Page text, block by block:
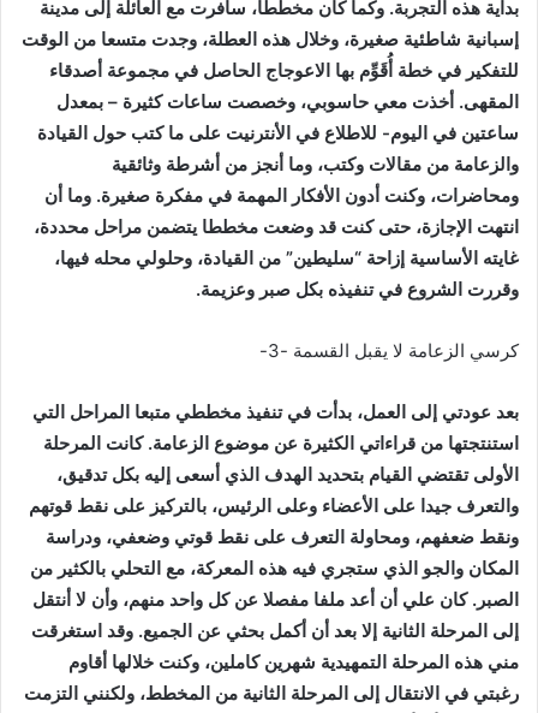
بداية هذه التجربة. وكما كان مخططا، سافرت مع العائلة إلى مدينة
إسبانية شاطئية صغيرة، وخلال هذه العطلة، وجدت متسعا من الوقت
للتفكير في خطة أُقَوِّم بها الاعوجاج الحاصل في مجموعة أصدقاء
المقهى. أخذت معي حاسوبي، وخصصت ساعات كثيرة – بمعدل
ساعتين في اليوم- للاطلاع في الأنترنيت على ما كتب حول القيادة
والزعامة من مقالات وكتب، وما أنجز من أشرطة وثائقية
ومحاضرات، وكنت أدون الأفكار المهمة في مفكرة صغيرة. وما أن
انتهت الإجازة، حتى كنت قد وضعت مخططا يتضمن مراحل محددة،
غايته الأساسية إزاحة “سليطين” من القيادة، وحلولي محله فيها،
وقررت الشروع في تنفيذه بكل صبر وعزيمة.
كرسي الزعامة لا يقبل القسمة -3-
بعد عودتي إلى العمل، بدأت في تنفيذ مخططي متبعا المراحل التي
استنتجتها من قراءاتي الكثيرة عن موضوع الزعامة. كانت المرحلة
الأولى تقتضي القيام بتحديد الهدف الذي أسعى إليه بكل تدقيق،
والتعرف جيدا على الأعضاء وعلى الرئيس، بالتركيز على نقط قوتهم
ونقط ضعفهم، ومحاولة التعرف على نقط قوتي وضعفي، ودراسة
المكان والجو الذي ستجري فيه هذه المعركة، مع التحلي بالكثير من
الصبر. كان علي أن أعد ملفا مفصلا عن كل واحد منهم، وأن لا أنتقل
إلى المرحلة الثانية إلا بعد أن أكمل بحثي عن الجميع. وقد استغرقت
مني هذه المرحلة التمهيدية شهرين كاملين، وكنت خلالها أقاوم
رغبتي في الانتقال إلى المرحلة الثانية من المخطط، ولكنني التزمت